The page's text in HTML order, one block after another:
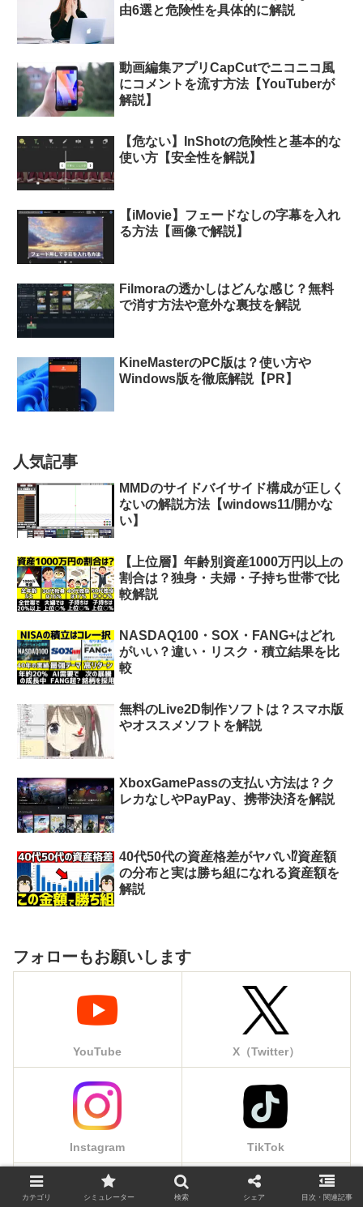
由6選と危険性を具体的に解説
動画編集アプリCapCutでニコニコ風
にコメントを流す方法【YouTuberが
解説】
【危ない】InShotの危険性と基本的な
使い方【安全性を解説】
【iMovie】フェードなしの字幕を入れ
る方法【画像で解説】
Filmoraの透かしはどんな感じ？無料
で消す方法や意外な裏技を解説
KineMasterのPC版は？使い方や
Windows版を徹底解説【PR】
人気記事
MMDのサイドバイサイド構成が正しく
ないの解説方法【windows11/開かな
い】
【上位層】年齢別資産1000万円以上の
割合は？独身・夫婦・子持ち世帯で比
較解説
NASDAQ100・SOX・FANG+はどれ
がいい？違い・リスク・積立結果を比
較
無料のLive2D制作ソフトは？スマホ版
やオススメソフトを解説
XboxGamePassの支払い方法は？ク
レカなしやPayPay、携帯決済を解説
40代50代の資産格差がヤバい⁉︎資産額
の分布と実は勝ち組になれる資産額を
解説
フォローもお願いします
YouTube X（Twitter）
Instagram TikTok
カテゴリ シミュレーター 検索 シェア 目次・関連記事